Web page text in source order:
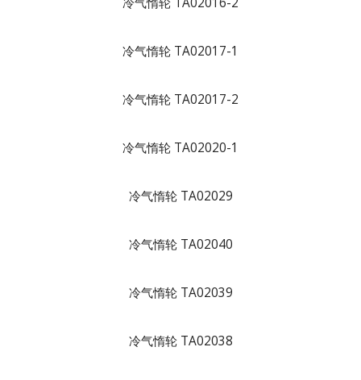
冷气惰轮 TA02017-1
冷气惰轮 TA02017-2
冷气惰轮 TA02020-1
冷气惰轮 TA02029
冷气惰轮 TA02040
冷气惰轮 TA02039
冷气惰轮 TA02038